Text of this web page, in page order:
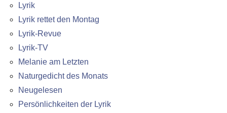
Lyrik
Lyrik rettet den Montag
Lyrik-Revue
Lyrik-TV
Melanie am Letzten
Naturgedicht des Monats
Neugelesen
Persönlichkeiten der Lyrik